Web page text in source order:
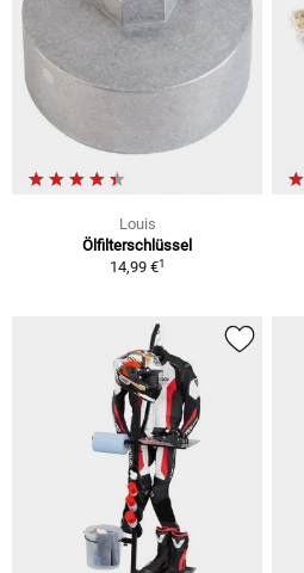
Louis
Ölfilterschlüssel
14,99 €1